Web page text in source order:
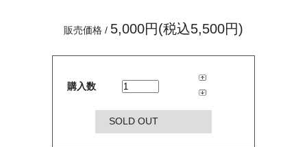
販売価格 / 5,000円(税込5,500円)
購入数
SOLD OUT